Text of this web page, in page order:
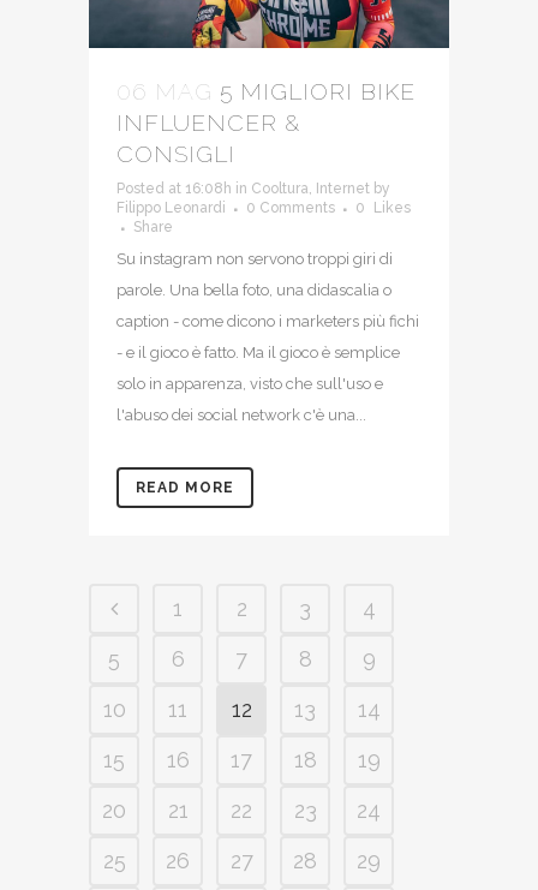
06 MAG 5 MIGLIORI BIKE
INFLUENCER &
CONSIGLI
Posted at 16:08h in Cooltura, Internet by
Filippo Leonardi
0 Comments 0
Likes
Share
Su instagram non servono troppi giri di
parole. Una bella foto, una didascalia o
caption - come dicono i marketers più fichi
- e il gioco è fatto. Ma il gioco è semplice
solo in apparenza, visto che sull'uso e
l'abuso dei social network c'è una...
READ MORE
1 2 3
4
5
6 7 8
9
10
11 12 13
14
15
16 17 18
19
20
21 22 23
24
25
26 27 28
29